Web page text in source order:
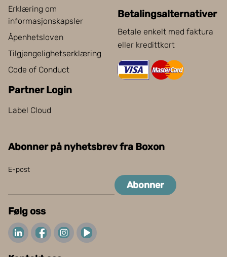
Erklæring om
informasjonskapsler
Åpenhetsloven
Tilgjengelighetserklæring
Code of Conduct
Partner Login
Label Cloud
Betalingsalternativer
Betale enkelt med faktura
eller kredittkort
Abonner på nyhetsbrev fra Boxon
E-post
Abonner
Følg oss